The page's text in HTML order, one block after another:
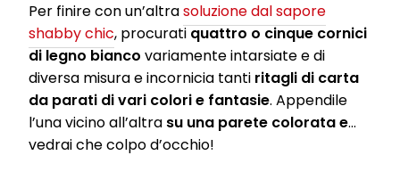
Per finire con un’altrasoluzione dal sapore
shabby chic, procurati quattro o cinque cornici
di legno bianco variamente intarsiate e di
diversa misura e incornicia tanti ritagli di carta
da parati di vari colori e fantasie. Appendile
l’una vicino all’altra su una parete colorata e…
vedrai che colpo d’occhio!